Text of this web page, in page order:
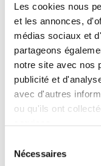
Les cookies nous
et les annonces,
médias sociaux et
partageons
notre site avec nos
publicité et
avec d'autres
ou qu'ils ont
services.
Nécessaires
de sensibilisation
sécurité !
10 juin 2026
FINANCES
2025 et de l’état de
2 juin 2026